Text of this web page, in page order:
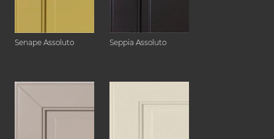
Senape Assoluto Seppia Assoluto